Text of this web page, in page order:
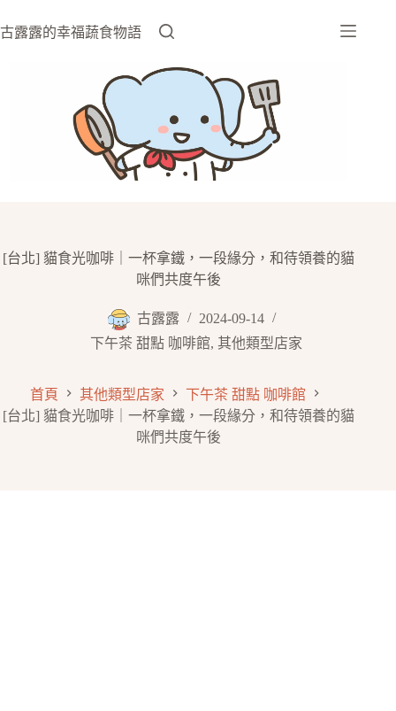
至
古露露的幸福蔬食物語
[台北] 貓食光咖啡｜一杯拿鐵，一段緣分，和待領養的貓
咪們共度午後
古露露
2024-09-14
下午茶 甜點 咖啡館, 其他類型店家
首頁 其他類型店家
下午茶 甜點 咖啡館
[台北] 貓食光咖啡｜一杯拿鐵，一段緣分，和待領養的貓
咪們共度午後